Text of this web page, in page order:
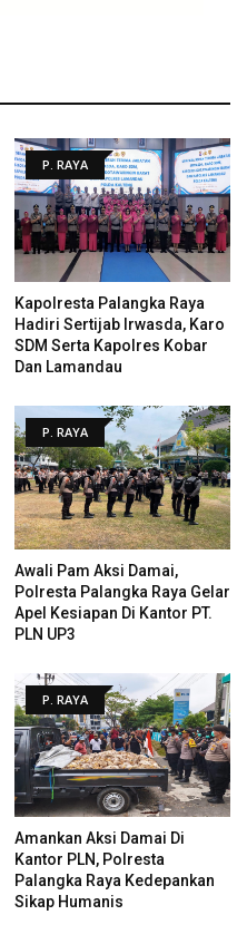
P. RAYA
Kapolresta Palangka Raya
Hadiri Sertijab Irwasda, Karo
SDM Serta Kapolres Kobar
Dan Lamandau
P. RAYA
Awali Pam Aksi Damai,
Polresta Palangka Raya Gelar
Apel Kesiapan Di Kantor PT.
PLN UP3
P. RAYA
Amankan Aksi Damai Di
Kantor PLN, Polresta
Palangka Raya Kedepankan
Sikap Humanis